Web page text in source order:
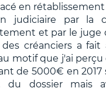
en
judiciaire par la
et par le juge
des créanciers a
motif que j'ai perçu
de 5000€ en 2017
du dossier mais